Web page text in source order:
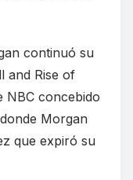
continuó su
and Rise of
NBC concebido
Morgan
que expiró su